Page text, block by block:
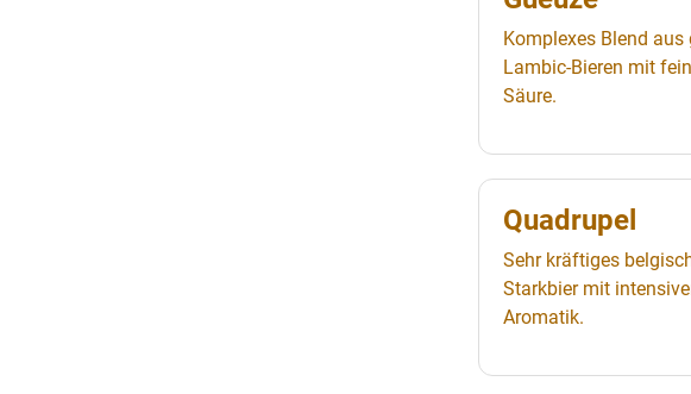
Komplexes Blend aus
Lambic-Bieren mit
Säure.
Quadrupel
Sehr kräftiges
Starkbier mit
Aromatik.